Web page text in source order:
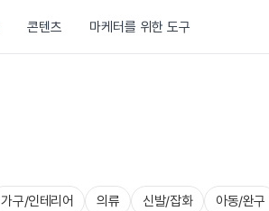
콘텐츠 마케터를 위한 도구
가구/인테리어 의류 신발/잡화 아동/완구